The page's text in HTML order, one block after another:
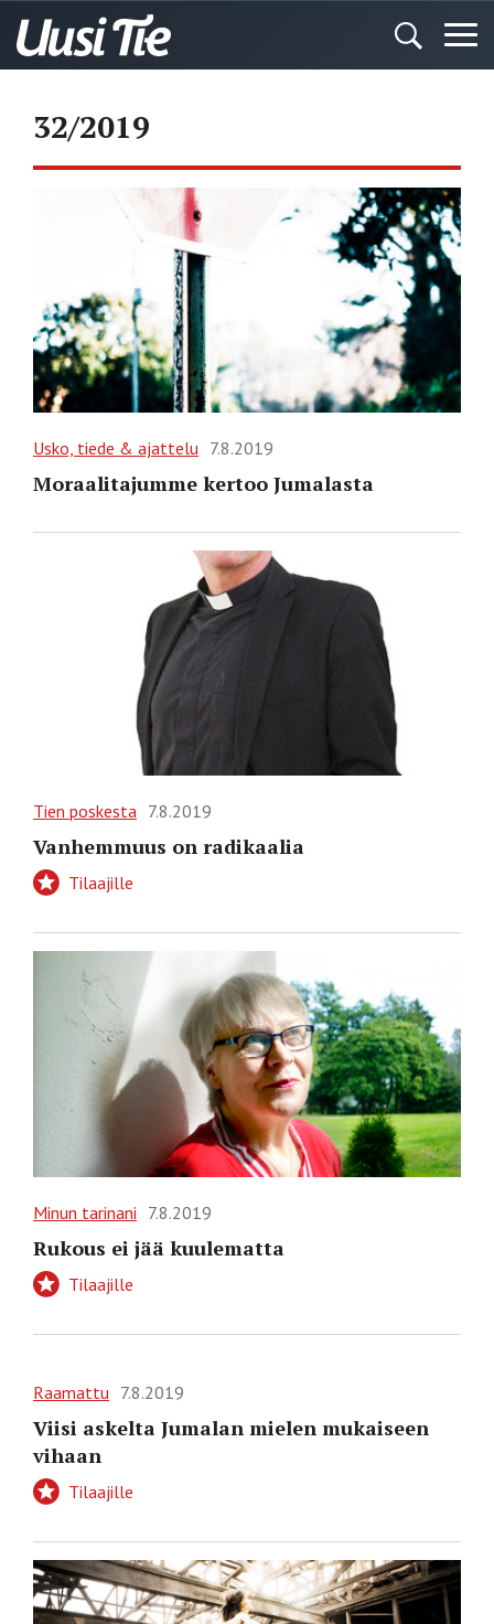
32/2019
Usko, tiede & ajattelu 7.8.2019
Moraalitajumme kertoo Jumalasta
Tien poskesta 7.8.2019
Vanhemmuus on radikaalia
Tilaajille
Minun tarinani 7.8.2019
Rukous ei jää kuulematta
Tilaajille
Raamattu 7.8.2019
Viisi askelta Jumalan mielen mukaiseen
vihaan
Tilaajille